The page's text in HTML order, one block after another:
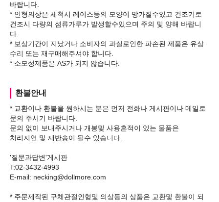
바랍니다.
* 인형의상은 세척시 레이스등의 모양이 망가질수있고 건조기로
건조시 다량의 섬류가루가 발생할수있으며 주의 및 양해 바랍니
다.
* 보상기간이 지났거나 소비자의 과실로인한 파손된 제품은 유상
수리 또는 재구매해주셔야 합니다.
환불안내
* 교환이나 환불을 원하시는 분은 먼저 전화나 게시판이나 메일로
문의 주시기 바랍니다.
문의 없이 보내주시거나 개봉및 사용흔적이 있는 물품은
처리지연 및 재반송이 될수 있습니다.
'질문과답변'게시판
T:02-3432-4993
E-mail: necking@dollmore.com
* 주문제작된 구체관절인형및 의상등의 상품은 교환및 환불이 되